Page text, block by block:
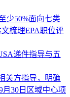
少50%面向七类
梳理EPA职位评
递件指导与五
关方指导，明确
月30日区域中心项